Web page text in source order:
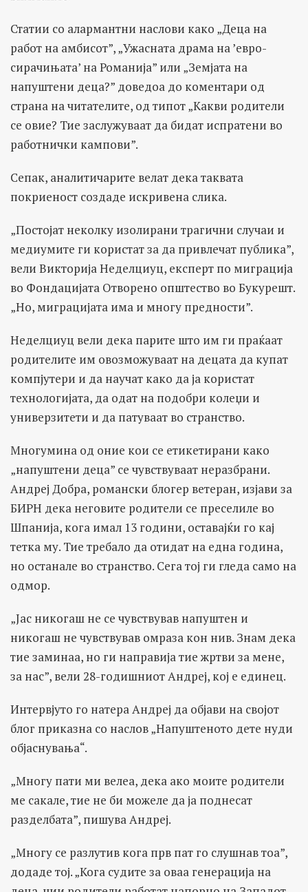
Статии со алармантни наслови како „Деца на
работ на амбисот”, „Ужасната драма на ’евро-
сирачињата’ на Романија” или „Земјата на
напуштени деца?” доведоа до коментари од
страна на читателите, од типот „Какви родители
се овие? Тие заслужуваат да бидат испратени во
работнички кампови”.
Сепак, аналитичарите велат дека таквата
покриеност создаде искривена слика.
„Постојат неколку изолирани трагични случаи и
медиумите ги користат за да привлечат публика”,
вели Викторија Неделциуц, експерт по миграција
во Фондацијата Отворено општество во Букурешт.
„Но, миграцијата има и многу предности”.
Неделциуц вели дека парите што им ги праќаат
родителите им овозможуваат на децата да купат
компјутери и да научат како да ја користат
технологијата, да одат на подобри колеџи и
универзитети и да патуваат во странство.
Многумина од оние кои се етикетирани како
„напуштени деца” се чувствуваат неразбрани.
Андреј Добра, романски блогер ветеран, изјави за
БИРН дека неговите родители се преселиле во
Шпанија, кога имал 13 години, оставајќи го кај
тетка му. Тие требало да отидат на една година,
но останале во странство. Сега тој ги гледа само на
одмор.
„Јас никогаш не се чувствував напуштен и
никогаш не чувствував омраза кон нив. Знам дека
тие заминаа, но ги направија тие жртви за мене,
за нас”, вели 28-годишниот Андреј, кој е единец.
Интервјуто го натера Андреј да објави на својот
блог приказна со наслов „Напуштеното дете нуди
објаснувања“.
„Многу пати ми велеа, дека ако моите родители
ме сакале, тие не би можеле да ја поднесат
разделбата”, пишува Андреј.
„Многу се разлутив кога прв пат го слушнав тоа”,
додаде тој. „Кога судите за оваа генерација на